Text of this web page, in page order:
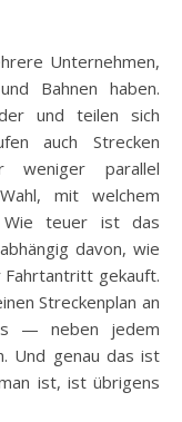
Bahnen haben.
und teilen sich
auch Strecken
weniger parallel
mit welchem
Wie teuer ist das
davon, wie
gekauft.
Streckenplan an
— neben jedem
Und genau das ist
ist, ist übrigens